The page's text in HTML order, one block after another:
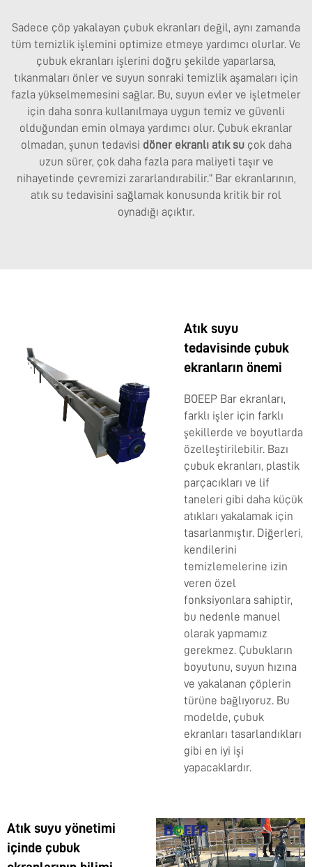
Sadece çöp yakalayan çubuk ekranları değil, aynı zamanda
tüm temizlik işlemini optimize etmeye yardımcı olurlar. Ve
çubuk ekranları işlerini doğru şekilde yaparlarsa,
tıkanmaları önler ve suyun sonraki temizlik aşamaları için
fazla yükselmemesini sağlar. Bu, suyun evler ve işletmeler
için daha sonra kullanılmaya uygun temiz ve güvenli
olduğundan emin olmaya yardımcı olur. Çubuk ekranlar
olmadan, şunun tedavisi döner ekranlı atık su çok daha
uzun sürer, çok daha fazla para maliyeti taşır ve
nihayetinde çevremizi zararlandırabilir.” Bar ekranlarının,
atık su tedavisini sağlamak konusunda kritik bir rol
oynadığı açıktır.
Atık suyu
tedavisinde çubuk
ekranların önemi
BOEEP Bar ekranları,
farklı işler için farklı
şekillerde ve boyutlarda
özelleştirilebilir. Bazı
çubuk ekranları, plastik
parçacıkları ve lif
taneleri gibi daha küçük
atıkları yakalamak için
tasarlanmıştır. Diğerleri,
kendilerini
temizlemelerine izin
veren özel
fonksiyonlara sahiptir,
bu nedenle manuel
olarak yapmamız
gerekmez. Çubukların
boyutunu, suyun hızına
ve yakalanan çöplerin
türüne bağlıyoruz. Bu
modelde, çubuk
ekranları tasarlandıkları
gibi en iyi işi
yapacaklardır.
Atık suyu yönetimi
içinde çubuk